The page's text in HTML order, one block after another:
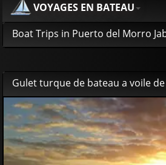
VOYAGES EN BATEAU
Boat Trips in Puerto del Morro
Gulet turque de bateau a voile